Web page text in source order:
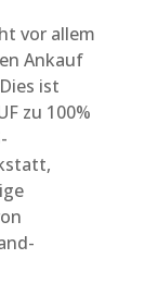
vor allem
Ankauf
ist
zu 100%